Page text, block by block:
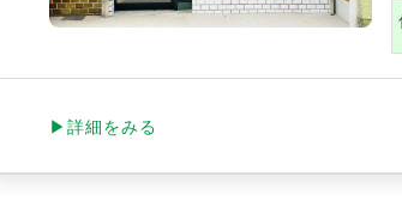
▶詳細をみる